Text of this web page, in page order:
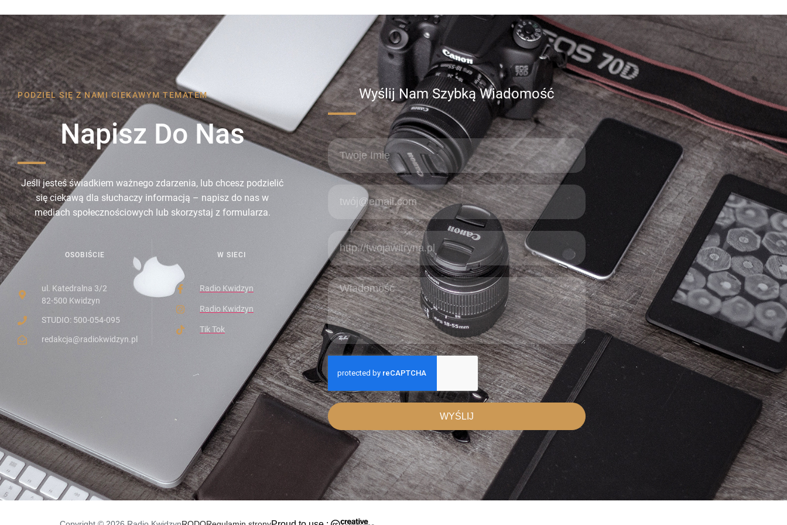
PODZIEL SIĘ Z NAMI CIEKAWYM TEMATEM
Napisz Do Nas
Jeśli jesteś świadkiem ważnego zdarzenia, lub chcesz podzielić
się ciekawą dla słuchaczy informacją – napisz do nas w
mediach społecznościowych lub skorzystaj z formularza.
OSOBIŚCIE
ul. Katedralna 3/2
82-500 Kwidzyn
STUDIO: 500-054-095
redakcja@radiokwidzyn.pl
W SIECI
Radio Kwidzyn
Radio Kwidzyn
Tik Tok
Wyślij Nam Szybką Wiadomość
WYŚLIJ